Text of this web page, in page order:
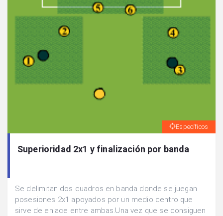
Específicos
Superioridad 2x1 y finalización por banda
Se delimitan dos cuadros en banda donde se juegan
posesiones 2x1 apoyados por un medio centro que
sirve de enlace entre ambas.Una vez que se consiguen